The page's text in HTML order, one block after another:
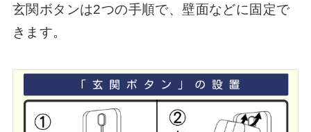
玄関ボタンは2つの手順で、壁面などに固定で
きます。